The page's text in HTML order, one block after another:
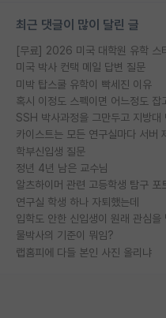
최근 댓글이 많이 달린 글
미국 박사 컨택 메일 답변 질문
미박 탑스쿨 유학이 빡세진 이유
혹시 이정도 스펙이면 어느정도 잡
카이스트는 모든 연구실마다 서버
학부신입생 질문
정년 4년 남은 교수님
알츠하이머 관련 고등학생 탐구 포
연구실 학생 하나 자퇴했는데
입학도 안한 신입생이 원래 관심을
물박사의 기준이 뭐임?
랩홈피에 다들 본인 사진 올리냐